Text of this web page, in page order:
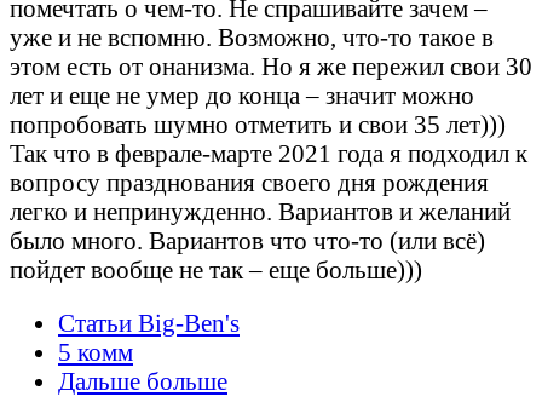
помечтать о чем-то. Не спрашивайте зачем –
уже и не вспомню. Возможно, что-то такое в
этом есть от онанизма. Но я же пережил свои 30
лет и еще не умер до конца – значит можно
попробовать шумно отметить и свои 35 лет)))
Так что в феврале-марте 2021 года я подходил к
вопросу празднования своего дня рождения
легко и непринужденно. Вариантов и желаний
было много. Вариантов что что-то (или всё)
пойдет вообще не так – еще больше)))
Статьи Big-Ben's
5 комм
Дальше больше